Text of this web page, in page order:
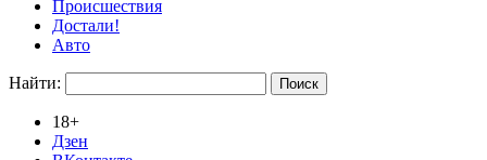
Происшествия
Достали!
Авто
Найти:
18+
Дзен